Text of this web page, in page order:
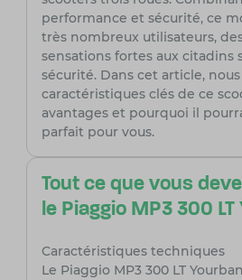
performance et sécurité, ce
très nombreux utilisateurs,
sensations fortes aux citadins
sécurité. Dans cet article,
caractéristiques clés de ce
avantages et pourquoi il
parfait pour vous.
Tout ce que vous
le Piaggio MP3 300 LT
Caractéristiques techniques
Le Piaggio MP3 300 LT